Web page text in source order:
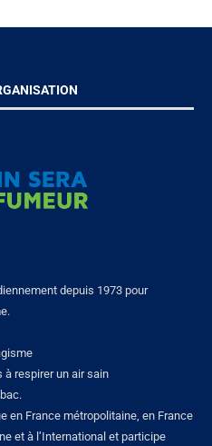
depuis 1973 pour
respirer un air sain
en France métropolitaine, en France
et à l’International et participe